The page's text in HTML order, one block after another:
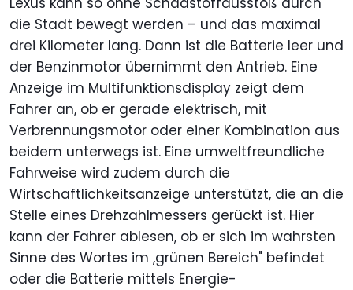
die Stadt bewegt werden – und das maximal
drei Kilometer lang. Dann ist die Batterie leer und
der Benzinmotor übernimmt den Antrieb. Eine
Anzeige im Multifunktionsdisplay zeigt dem
Fahrer an, ob er gerade elektrisch, mit
Verbrennungsmotor oder einer Kombination aus
beidem unterwegs ist. Eine umweltfreundliche
Fahrweise wird zudem durch die
Wirtschaftlichkeitsanzeige unterstützt, die an die
Stelle eines Drehzahlmessers gerückt ist. Hier
kann der Fahrer ablesen, ob er sich im wahrsten
Sinne des Wortes im ,grünen Bereich" befindet
oder die Batterie mittels Energie-